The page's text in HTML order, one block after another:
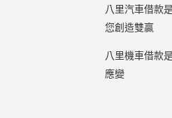
八里汽車借款
您創造雙贏
八里機車借款
應變